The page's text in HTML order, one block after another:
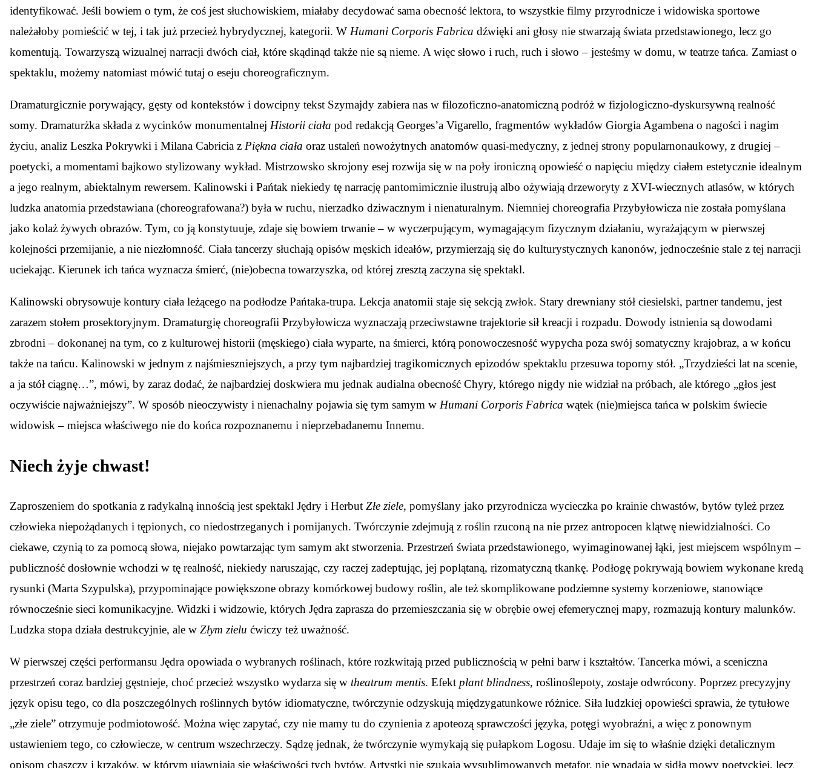
identyfikować. Jeśli bowiem o tym, że coś jest słuchowiskiem, miałaby decydować sama obecność lektora, to wszystkie filmy przyrodnicze i widowiska sportowe
należałoby pomieścić w tej, i tak już przecież hybrydycznej, kategorii. W Humani Corporis Fabrica dźwięki ani głosy nie stwarzają świata przedstawionego, lecz go
komentują. Towarzyszą wizualnej narracji dwóch ciał, które skądinąd także nie są nieme. A więc słowo i ruch, ruch i słowo – jesteśmy w domu, w teatrze tańca. Zamiast o
spektaklu, możemy natomiast mówić tutaj o eseju choreograficznym.
Dramaturgicznie porywający, gęsty od kontekstów i dowcipny tekst Szymajdy zabiera nas w filozoficzno-anatomiczną podróż w fizjologiczno-dyskursywną realność
somy. Dramaturżka składa z wycinków monumentalnej Historii ciała pod redakcją Georges’a Vigarello, fragmentów wykładów Giorgia Agambena o nagości i nagim
życiu, analiz Leszka Pokrywki i Milana Cabricia z Piękna ciała oraz ustaleń nowożytnych anatomów quasi-medyczny, z jednej strony popularnonaukowy, z drugiej –
poetycki, a momentami bajkowo stylizowany wykład. Mistrzowsko skrojony esej rozwija się w na poły ironiczną opowieść o napięciu między ciałem estetycznie idealnym
a jego realnym, abiektalnym rewersem. Kalinowski i Pańtak niekiedy tę narrację pantomimicznie ilustrują albo ożywiają drzeworyty z XVI-wiecznych atlasów, w których
ludzka anatomia przedstawiana (choreografowana?) była w ruchu, nierzadko dziwacznym i nienaturalnym. Niemniej choreografia Przybyłowicza nie została pomyślana
jako kolaż żywych obrazów. Tym, co ją konstytuuje, zdaje się bowiem trwanie – w wyczerpującym, wymagającym fizycznym działaniu, wyrażającym w pierwszej
kolejności przemijanie, a nie niezłomność. Ciała tancerzy słuchają opisów męskich ideałów, przymierzają się do kulturystycznych kanonów, jednocześnie stale z tej narracji
uciekając. Kierunek ich tańca wyznacza śmierć, (nie)obecna towarzyszka, od której zresztą zaczyna się spektakl.
Kalinowski obrysowuje kontury ciała leżącego na podłodze Pańtaka-trupa. Lekcja anatomii staje się sekcją zwłok. Stary drewniany stół ciesielski, partner tandemu, jest
zarazem stołem prosektoryjnym. Dramaturgię choreografii Przybyłowicza wyznaczają przeciwstawne trajektorie sił kreacji i rozpadu. Dowody istnienia są dowodami
zbrodni – dokonanej na tym, co z kulturowej historii (męskiego) ciała wyparte, na śmierci, którą ponowoczesność wypycha poza swój somatyczny krajobraz, a w końcu
także na tańcu. Kalinowski w jednym z najśmieszniejszych, a przy tym najbardziej tragikomicznych epizodów spektaklu przesuwa toporny stół. „Trzydzieści lat na scenie,
a ja stół ciągnę…”, mówi, by zaraz dodać, że najbardziej doskwiera mu jednak audialna obecność Chyry, którego nigdy nie widział na próbach, ale którego „głos jest
oczywiście najważniejszy”. W sposób nieoczywisty i nienachalny pojawia się tym samym w Humani Corporis Fabrica wątek (nie)miejsca tańca w polskim świecie
widowisk – miejsca właściwego nie do końca rozpoznanemu i nieprzebadanemu Innemu.
Niech żyje chwast!
Zaproszeniem do spotkania z radykalną innością jest spektakl Jędry i Herbut Złe ziele, pomyślany jako przyrodnicza wycieczka po krainie chwastów, bytów tyleż przez
człowieka niepożądanych i tępionych, co niedostrzeganych i pomijanych. Twórczynie zdejmują z roślin rzuconą na nie przez antropocen klątwę niewidzialności. Co
ciekawe, czynią to za pomocą słowa, niejako powtarzając tym samym akt stworzenia. Przestrzeń świata przedstawionego, wyimaginowanej łąki, jest miejscem wspólnym –
publiczność dosłownie wchodzi w tę realność, niekiedy naruszając, czy raczej zadeptując, jej poplątaną, rizomatyczną tkankę. Podłogę pokrywają bowiem wykonane kredą
rysunki (Marta Szypulska), przypominające powiększone obrazy komórkowej budowy roślin, ale też skomplikowane podziemne systemy korzeniowe, stanowiące
równocześnie sieci komunikacyjne. Widzki i widzowie, których Jędra zaprasza do przemieszczania się w obrębie owej efemerycznej mapy, rozmazują kontury malunków.
Ludzka stopa działa destrukcyjnie, ale w Złym zielu ćwiczy też uważność.
W pierwszej części performansu Jędra opowiada o wybranych roślinach, które rozkwitają przed publicznością w pełni barw i kształtów. Tancerka mówi, a sceniczna
przestrzeń coraz bardziej gęstnieje, choć przecież wszystko wydarza się w theatrum mentis. Efekt plant blindness, roślinoślepoty, zostaje odwrócony. Poprzez precyzyjny
język opisu tego, co dla poszczególnych roślinnych bytów idiomatyczne, twórczynie odzyskują międzygatunkowe różnice. Siła ludzkiej opowieści sprawia, że tytułowe
„złe ziele” otrzymuje podmiotowość. Można więc zapytać, czy nie mamy tu do czynienia z apoteozą sprawczości języka, potęgi wyobraźni, a więc z ponownym
ustawieniem tego, co człowiecze, w centrum wszechrzeczy. Sądzę jednak, że twórczynie wymykają się pułapkom Logosu. Udaje im się to właśnie dzięki detalicznym
opisom chaszczy i krzaków, w którym ujawniają się właściwości tych bytów. Artystki nie szukają wysublimowanych metafor, nie wpadają w sidła mowy poetyckiej, lecz